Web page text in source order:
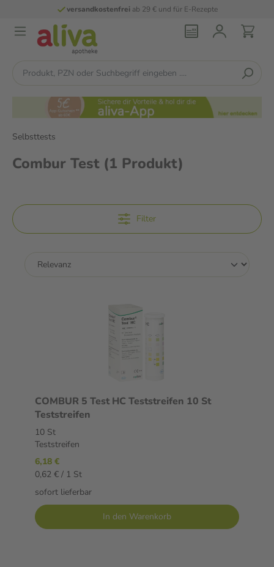
versandkostenfreiab 29 € und für E-Rezepte
Selbsttests
Combur Test (1 Produkt)
Filter
COMBUR 5 Test HC Teststreifen 10 St
Teststreifen
10 St
Teststreifen
6,18 €
0,62 € / 1 St
sofort lieferbar
In den Warenkorb